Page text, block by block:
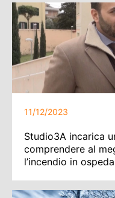
11/12/2023
Studio3A incarica
comprendere al
l’incendio in